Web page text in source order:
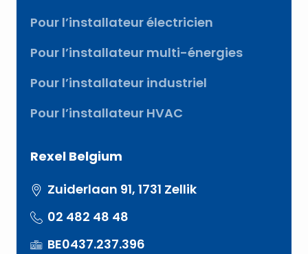
Pour l’installateur électricien
Pour l’installateur multi-énergies
Pour l’installateur industriel
Pour l’installateur HVAC
Rexel Belgium
Zuiderlaan 91, 1731 Zellik
02 482 48 48
BE0437.237.396